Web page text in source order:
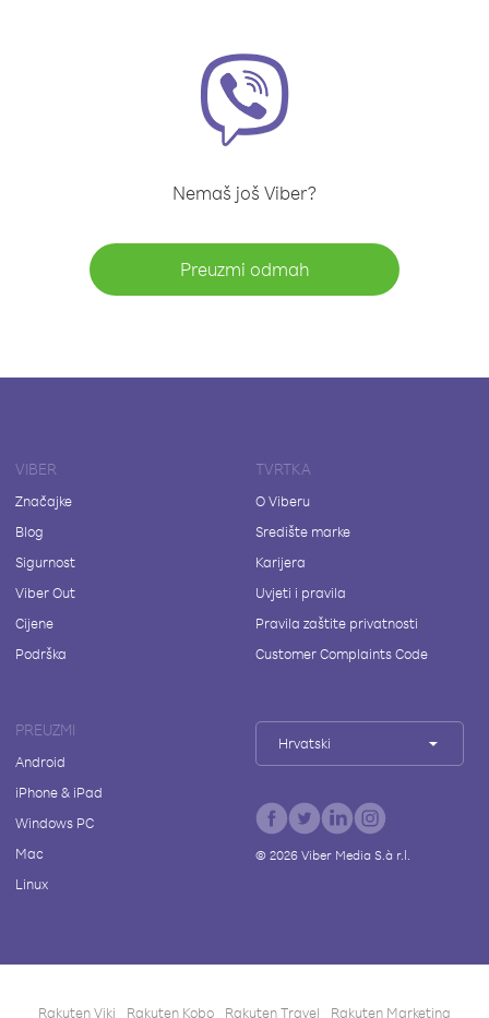
Nemaš još Viber?
Preuzmi odmah
VIBER
Značajke
Blog
Sigurnost
Viber Out
Cijene
Podrška
TVRTKA
O Viberu
Središte marke
Karijera
Uvjeti i pravila
Pravila zaštite privatnosti
Customer Complaints Code
PREUZMI
Android
iPhone & iPad
Windows PC
Mac
Linux
Hrvatski
© 2026Viber Media S.à r.l.
Rakuten Viki Rakuten Kobo Rakuten Travel Rakuten Marketing